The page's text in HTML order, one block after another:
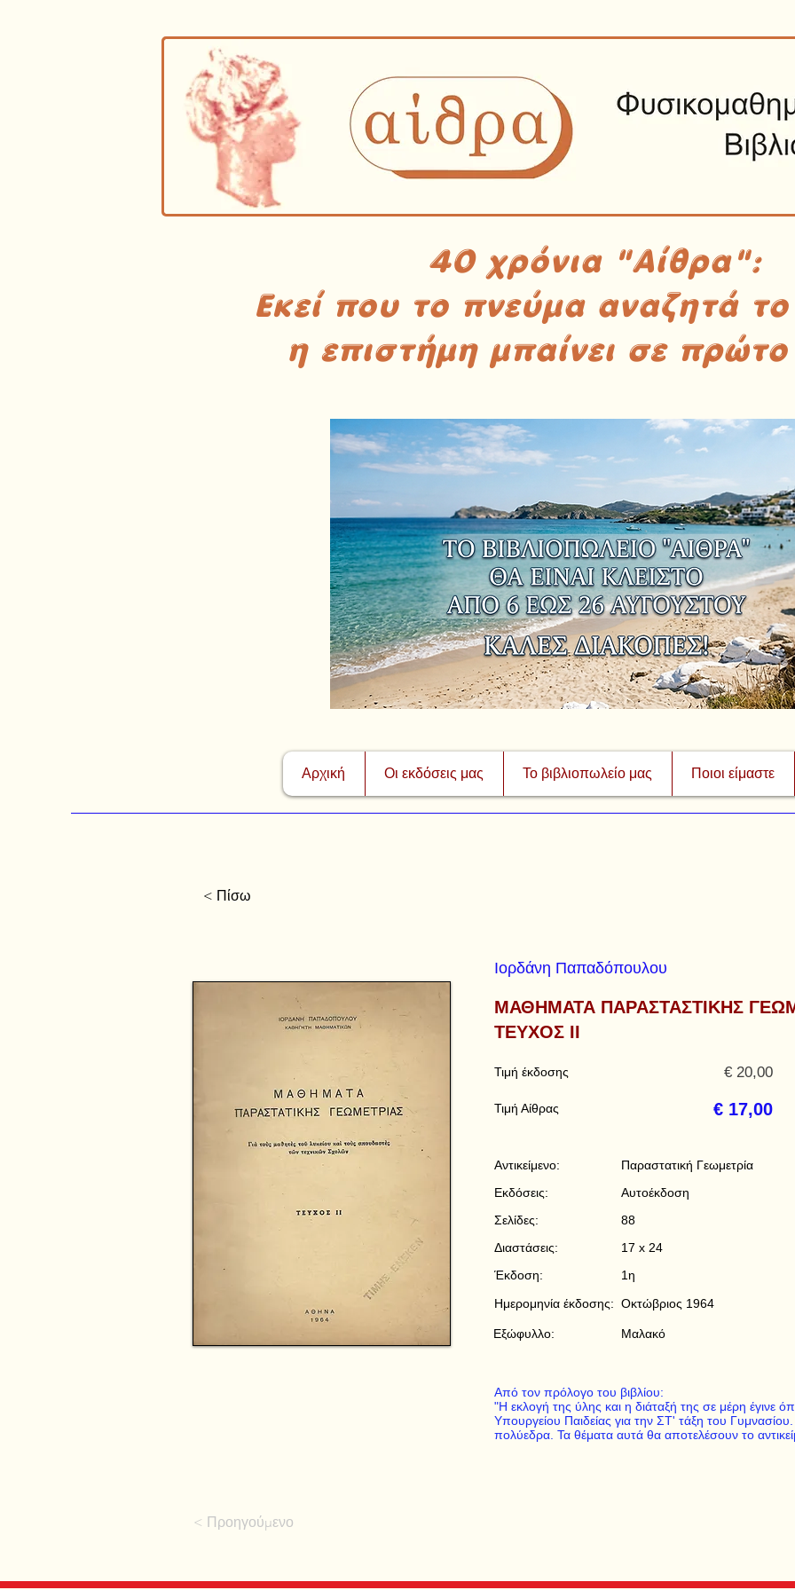
40 χρόνια "Αίθρα":
Εκεί που το πνεύμα αναζητά
η επιστήμη μπαίνει σε
Αρχική Οι εκδόσεις μας Το βιβλιοπωλείο μας Ποιοι είμαστε
< Πίσω
Ιορδάνη Παπαδόπουλου
ΜΑΘΗΜΑΤΑ ΠΑΡΑΣΤΑΣΤΙΚΗΣ
ΤΕΥΧΟΣ ΙΙ
Τιμή έκδοσης
Τιμή Αίθρας
€ 20,00
€ 17,00
Αντικείμενο:
Παραστατική Γεωμετρία
Εκδόσεις:
Αυτοέκδοση
Σελίδες:
88
Διαστάσεις:
17 x 24
Έκδοση:
1η
Ημερομηνία έκδοσης: Οκτώβριος 1964
Μαλακό
Εξώφυλλο:
Από τον πρόλογο του βιβλίου:
"Η εκλογή της ύλης και η διάταξή της σε μέρη έγινε
Υπουργείου Παιδείας για την ΣΤ' τάξη του
πολύεδρα. Τα θέματα αυτά θα αποτελέσουν το
< Προηγούμενο